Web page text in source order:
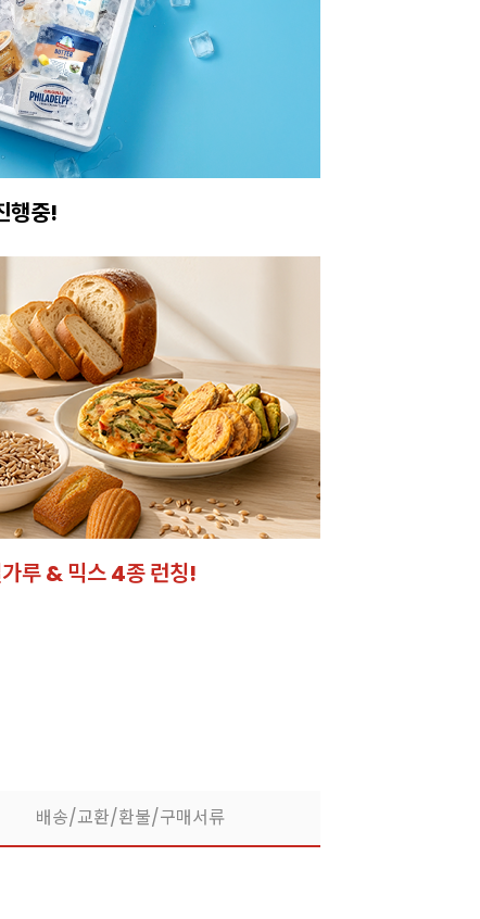
세요.
시트
요!
배송/교환/환불/구매서류